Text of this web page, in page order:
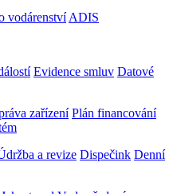
vodárenství ADIS
Evidence smluv Datové
zařízení Plán financování
a revize Dispečink Denní